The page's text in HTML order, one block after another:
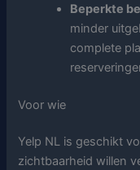
Beperkte
minder
complete
Voor wie
Yelp NL is geschikt
zichtbaarheid willen